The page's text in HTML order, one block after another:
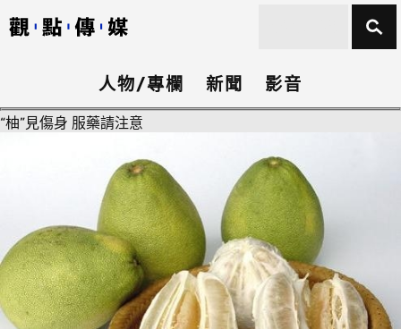
人物/專欄 新聞 影音
“柚”見傷身 服藥請注意